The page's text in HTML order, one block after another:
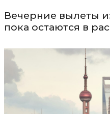
Вечерние вылеты
пока остаются в